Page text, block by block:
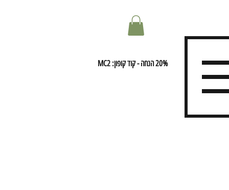
20% הנחה - קוד קופון: MC2